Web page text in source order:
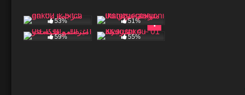
53% 51%
59% 55%